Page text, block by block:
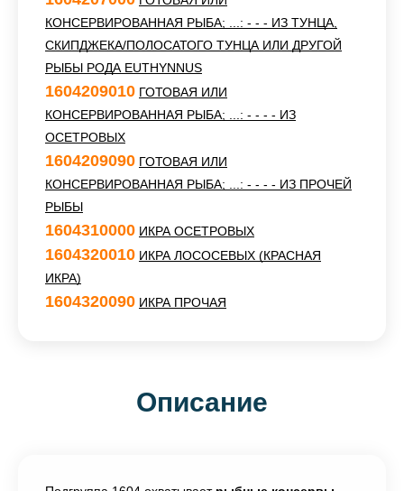
КОНСЕРВИРОВАННАЯ РЫБА; ...: - - - ИЗ ТУНЦА,
СКИПДЖЕКА/ПОЛОСАТОГО ТУНЦА ИЛИ ДРУГОЙ
РЫБЫ РОДА EUTHYNNUS
1604209010 ГОТОВАЯ ИЛИ
КОНСЕРВИРОВАННАЯ РЫБА; ...: - - - - ИЗ
ОСЕТРОВЫХ
1604209090 ГОТОВАЯ ИЛИ
КОНСЕРВИРОВАННАЯ РЫБА; ...: - - - - ИЗ ПРОЧЕЙ
РЫБЫ
1604310000 ИКРА ОСЕТРОВЫХ
1604320010 ИКРА ЛОСОСЕВЫХ (КРАСНАЯ
ИКРА)
1604320090 ИКРА ПРОЧАЯ
Описание